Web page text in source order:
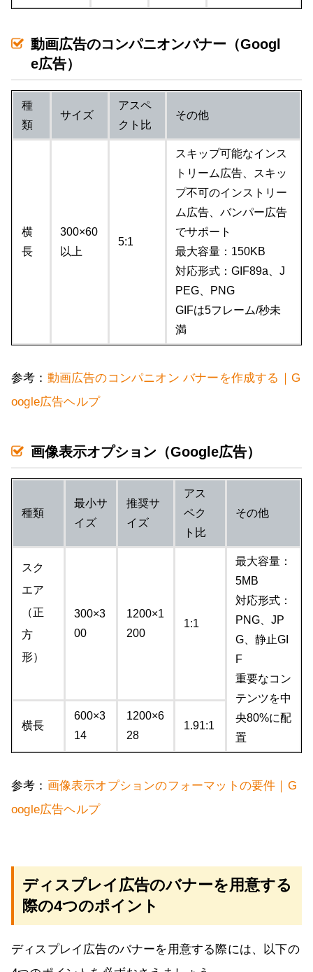
動画広告のコンパニオンバナー（Googl
e広告）
種
類
サイズ
アスペ
クト比
その他
横
長
300×60
以上
5:1
スキップ可能なインス
トリーム広告、スキッ
プ不可のインストリー
ム広告、バンパー広告
でサポート
最大容量：150KB
対応形式：GIF89a、J
PEG、PNG
GIFは5フレーム/秒未
満
参考： 動画広告のコンパニオン バナーを作成する｜G
oogle広告ヘルプ
画像表示オプション（Google広告）
種類
最小サ
イズ
推奨サ
イズ
アス
ペク
ト比
その他
スク
エア
（正
方
形）
300×3
00
1200×1
200
1:1
最大容量：
5MB
対応形式：
PNG、JP
G、静止GI
F
重要なコン
テンツを中
央80%に配
置
横長
600×3
14
1200×6
28
1.91:1
参考： 画像表示オプションのフォーマットの要件｜G
oogle広告ヘルプ
ディスプレイ広告のバナーを用意する
際の4つのポイント
ディスプレイ広告のバナーを用意する際には、以下の